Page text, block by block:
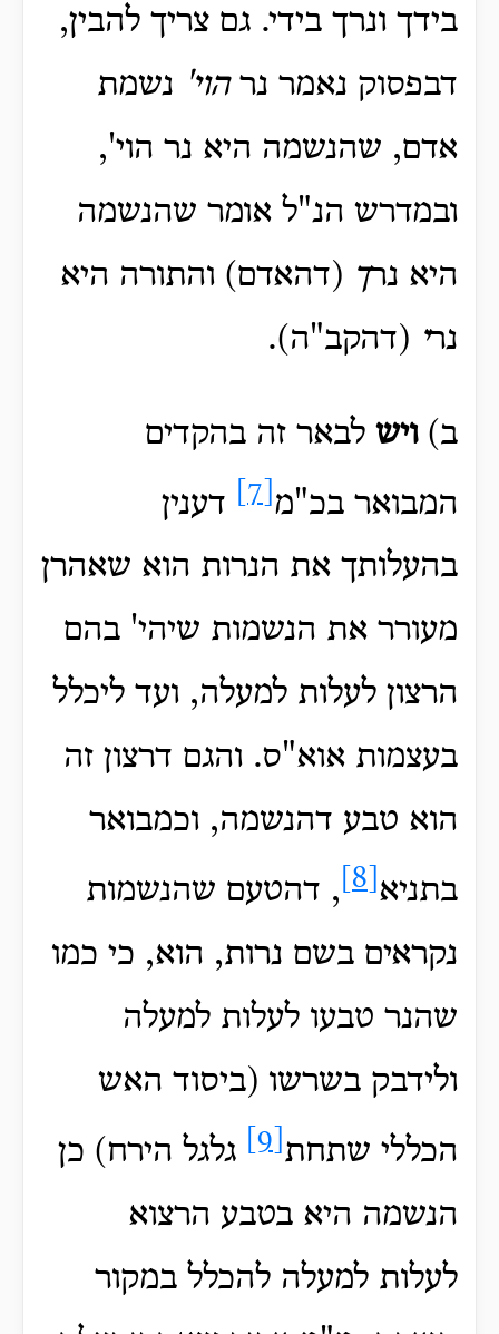
בידך ונרך בידי. גם צריך להבין,
דבפסוק נאמר נרהוי' נשמת
אדם, שהנשמה היא נר הוי',
ובמדרש הנ"ל אומר שהנשמה
היא נרך (דהאדם) והתורה היא
נרי (דהקב"ה).
ב)ויש לבאר זה בהקדים
המבואר בכ"מ
דענין
בהעלותך את הנרות הוא שאהרן
מעורר את הנשמות שיהי' בהם
הרצון לעלות למעלה, ועד ליכלל
בעצמות אוא"ס. והגם דרצון זה
הוא טבע דהנשמה, וכמבואר
בתניא
, דהטעם שהנשמות
נקראים בשם נרות, הוא, כי כמו
שהנר טבעו לעלות למעלה
ולידבק בשרשו (ביסוד האש
הכללי שתחת
גלגל הירח) כן
הנשמה היא בטבע הרצוא
לעלות למעלה להכלל במקור